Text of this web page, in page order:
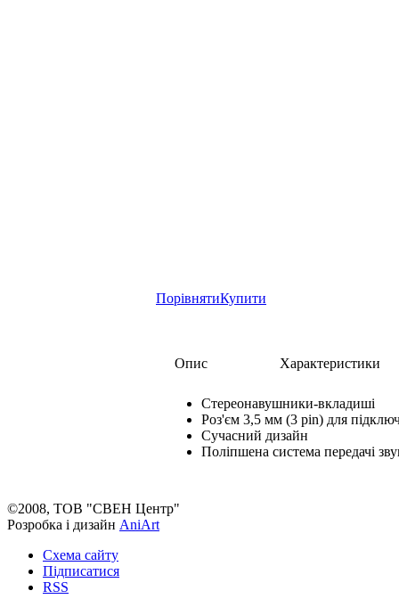
ПорівнятиКупити
Опис Характеристики
Стереонавушники-вкладиші
Роз'єм 3,5 мм (3 pin) для
Сучасний дизайн
Поліпшена система передачі
©2008, ТОВ "СВЕН Центр"
Розробка і дизайн AniArt
Схема сайту
Підписатися
RSS